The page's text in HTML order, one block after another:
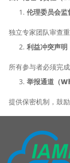
伦理委员会
独立专家团队审查
利益冲突声
所有参与者必须完
举报通道（
提供保密机制，鼓